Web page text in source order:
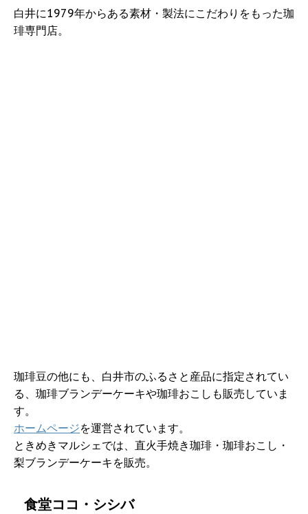
白井に1979年からある素材・製法にこだわりをもった珈
琲専門店。
珈琲豆の他にも、白井市のふるさと産品に指定されてい
る、珈琲ブランデーケーキや珈琲おこしも販売していま
す。
ホームページを運営されています。
ときめきマルシェでは、直火手焼き珈琲・珈琲おこし・
梨ブランデーケーキを販売。
食堂ココ・シシバ